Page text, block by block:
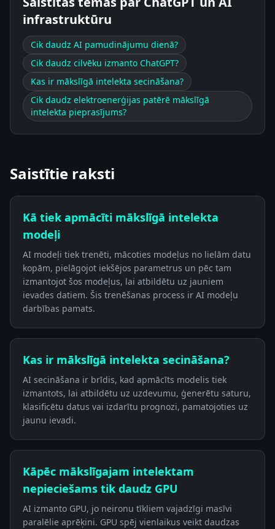
infrastruktūru
Cik daudz AI pamudinājumu dienā?
Cik daudz cilvēku izmanto ChatGPT?
Kas ir mākslīgā intelekta secināšana?
Cik daudz elektroenerģijas patērē mākslīgā
intelekta pieprasījums?
Saistītie raksti
Kā tiek apmācīti mākslīgā intelekta
modeļi
AI modeļi tiek trenēti, mācoties modeļus no lielām datu
kopām, pielāgojot iekšējos parametrus un pēc tam
izmantojot šos modeļus, lai atbildētu uz jauniem
ievades datiem. Šis trenēšanas process ir AI modeļu
darbības pamats.
Kas ir mākslīgā intelekta secināšana?
AI secināšana ir brīdis, kad apmācīts modelis tiek
izmantots, lai atbildētu uz uzdevumu, ģenerētu saturu,
klasificētu datus vai izdarītu prognozi, pamatojoties uz
jaunu ievadi.
Kāpēc mākslīgajam intelektam
nepieciešams tik daudz GPU
AI izmanto GPU, jo neironu tīkliem vajadzīgi masīvi
paralēlie aprēķini. GPU spēj vienlaikus veikt daudzas